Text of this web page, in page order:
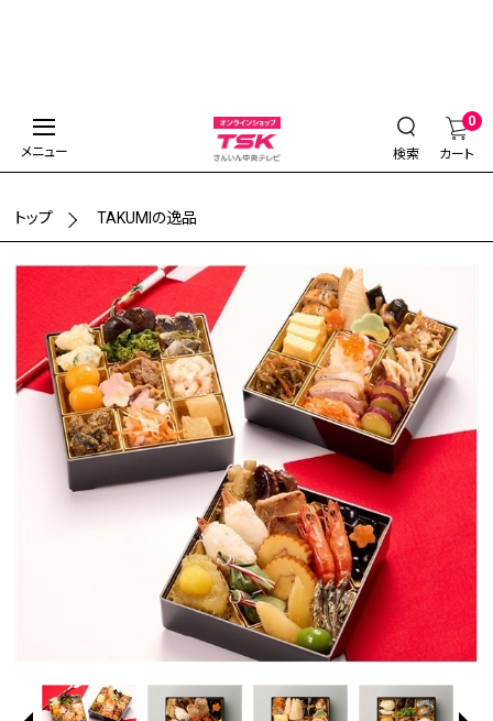
検索 カート
0
メニュー
トップ TAKUMIの逸品